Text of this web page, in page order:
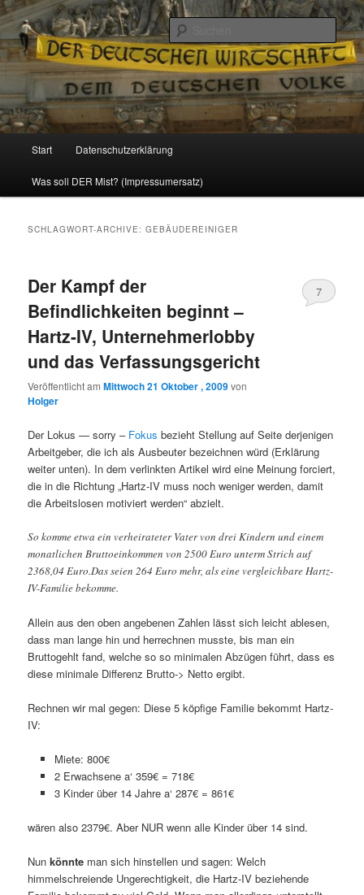
Reizzentrum
Politik, Wirtschaft, Soziales und Gesellschaft
Zum
Inhalt
Zum
sekundären
Start Datenschutzerklärung
Was soll DER Mist? (Impressumersatz)
SCHLAGWORT-ARCHIVE:GEBÄUDEREINIGER
Der Kampf der
Befindlichkeiten beginnt –
Hartz-IV, Unternehmerlobby
und das Verfassungsgericht
Veröffentlicht amMittwoch 21 Oktober , 2009von
Holger
7
Der Lokus — sorry – Fokus bezieht Stellung auf Seite derjenigen
Arbeitgeber, die ich als Ausbeuter bezeichnen würd (Erklärung
weiter unten). In dem verlinkten Artikel wird eine Meinung forciert,
die in die Richtung „Hartz-IV muss noch weniger werden, damit
die Arbeitslosen motiviert werden“ abzielt.
So komme etwa ein verheirateter Vater von drei Kindern und einem
monatlichen Bruttoeinkommen von 2500 Euro unterm Strich auf
2368,04 Euro.Das seien 264 Euro mehr, als eine vergleichbare Hartz-
IV-Familie bekomme.
Allein aus den oben angebenen Zahlen lässt sich leicht ablesen,
dass man lange hin und herrechnen musste, bis man ein
Bruttogehlt fand, welche so so minimalen Abzügen führt, dass es
diese minimale Differenz Brutto-> Netto ergibt.
Rechnen wir mal gegen: Diese 5 köpfige Familie bekommt Hartz-
IV:
Miete: 800€
2 Erwachsene a‘ 359€ = 718€
3 Kinder über 14 Jahre a‘ 287€ = 861€
wären also 2379€. Aber NUR wenn alle Kinder über 14 sind.
Nunkönnte man sich hinstellen und sagen: Welch
himmelschreiende Ungerechtigkeit, die Hartz-IV beziehende